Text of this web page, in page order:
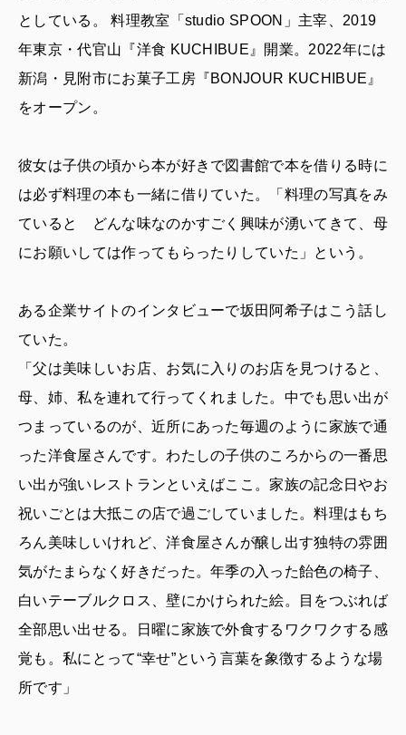
としている。 料理教室「studio SPOON」主宰、2019
年東京・代官山『洋食 KUCHIBUE』開業。2022年には
新潟・見附市にお菓子工房『BONJOUR KUCHIBUE』
をオープン。
彼女は子供の頃から本が好きで図書館で本を借りる時に
は必ず料理の本も一緒に借りていた。「料理の写真をみ
ていると どんな味なのかすごく興味が湧いてきて、母
にお願いしては作ってもらったりしていた」という。
ある企業サイトのインタビューで坂田阿希子はこう話し
ていた。
「父は美味しいお店、お気に入りのお店を見つけると、
母、姉、私を連れて行ってくれました。中でも思い出が
つまっているのが、近所にあった毎週のように家族で通
った洋食屋さんです。わたしの子供のころからの一番思
い出が強いレストランといえばここ。家族の記念日やお
祝いごとは大抵この店で過ごしていました。料理はもち
ろん美味しいけれど、洋食屋さんが醸し出す独特の雰囲
気がたまらなく好きだった。年季の入った飴色の椅子、
白いテーブルクロス、壁にかけられた絵。目をつぶれば
全部思い出せる。日曜に家族で外食するワクワクする感
覚も。私にとって“幸せ”という言葉を象徴するような場
所です」